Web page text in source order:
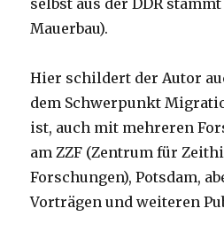
selbst aus der DDR
Mauerbau).
Hier schildert der Autor
dem Schwerpunkt
ist, auch mit mehreren
am ZZF (Zentrum für
Forschungen), Potsdam,
Vorträgen und weiteren